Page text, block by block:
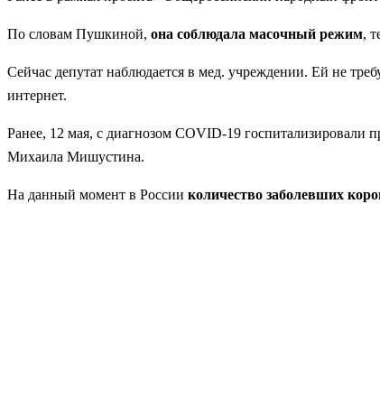
По словам Пушкиной, она соблюдала масочный режим,
Сейчас депутат наблюдается в мед. учреждении. Ей не
интернет.
Ранее, 12 мая, с диагнозом COVID-19 госпитализировали
Михаила Мишустина.
На данный момент в России количество заболевших